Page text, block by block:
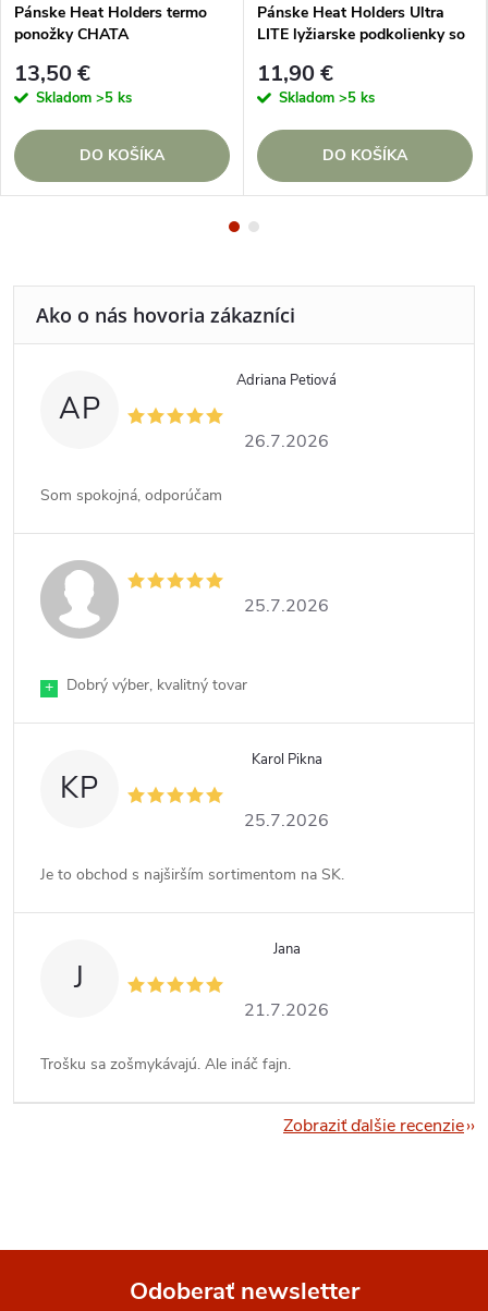
Pánske Heat Holders termo
ponožky CHATA
13,50 €
Skladom >5 ks
DO KOŠÍKA
Pánske Heat Holders Ultra
LITE lyžiarske podkolienky so
11,90 €
Skladom >5 ks
DO KOŠÍKA
AP
Adriana Petiová
26.7.2026
Som spokojná, odporúčam
25.7.2026
+ Dobrý výber, kvalitný tovar
KP
Karol Pikna
25.7.2026
Je to obchod s najširším sortimentom na SK.
J
Jana
21.7.2026
Trošku sa zošmykávajú. Ale ináč fajn.
Zobraziť ďalšie recenzie
Odoberať newsletter